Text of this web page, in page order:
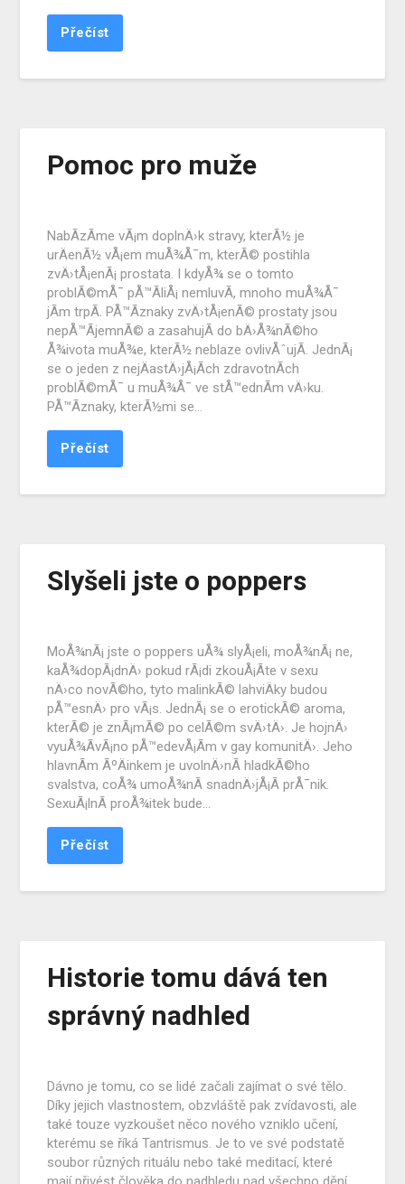
Přečíst
Pomoc pro muže
NabÃ­zÃ­me vÃ¡m doplnÄ›k stravy, kterÃ½ je
urÄenÃ½ vÅ¡em muÅ¾Å¯m, kterÃ© postihla
zvÄ›tÅ¡enÃ¡ prostata. I kdyÅ¾ se o tomto
problÃ©mÅ¯ pÅ™Ã­liÅ¡ nemluvÃ­, mnoho muÅ¾Å¯
jÃ­m trpÃ­. PÅ™Ã­znaky zvÄ›tÅ¡enÃ© prostaty jsou
nepÅ™Ã­jemnÃ© a zasahujÃ­ do bÄ›Å¾nÃ©ho
Å¾ivota muÅ¾e, kterÃ½ neblaze ovlivÅˆujÃ­. JednÃ¡
se o jeden z nejÄastÄ›jÅ¡Ã­ch zdravotnÃ­ch
problÃ©mÅ¯ u muÅ¾Å¯ ve stÅ™ednÃ­m vÄ›ku.
PÅ™Ã­znaky, kterÃ½mi se…
Přečíst
Slyšeli jste o poppers
MoÅ¾nÃ¡ jste o poppers uÅ¾ slyÅ¡eli, moÅ¾nÃ¡ ne,
kaÅ¾dopÃ¡dnÄ› pokud rÃ¡di zkouÅ¡Ã­te v sexu
nÄ›co novÃ©ho, tyto malinkÃ© lahviÄky budou
pÅ™esnÄ› pro vÃ¡s. JednÃ¡ se o erotickÃ© aroma,
kterÃ© je znÃ¡mÃ© po celÃ©m svÄ›tÄ›. Je hojnÄ›
vyuÅ¾Ã­vÃ¡no pÅ™edevÅ¡Ã­m v gay komunitÄ›. Jeho
hlavnÃ­m ÃºÄinkem je uvolnÄ›nÃ­ hladkÃ©ho
svalstva, coÅ¾ umoÅ¾nÃ­ snadnÄ›jÅ¡Ã­ prÅ¯nik.
SexuÃ¡lnÃ­ proÅ¾itek bude…
Přečíst
Historie tomu dává ten
správný nadhled
Dávno je tomu, co se lidé začali zajímat o své tělo.
Díky jejich vlastnostem, obzvláště pak zvídavosti, ale
také touze vyzkoušet něco nového vzniklo učení,
kterému se říká Tantrismus. Je to ve své podstatě
soubor různých rituálu nebo také meditací, které